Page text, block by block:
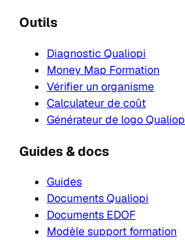
Outils
Diagnostic Qualiopi
Money Map Formation
Vérifier un organisme
Calculateur de coût
Générateur de logo
Guides & docs
Guides
Documents Qualiopi
Documents EDOF
Modèle support formation